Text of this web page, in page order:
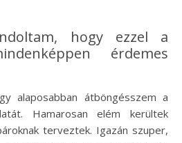
hogy ezzel a
érdemes
alaposabban átböngésszem a
Hamarosan elém kerültek
terveztek. Igazán szuper,